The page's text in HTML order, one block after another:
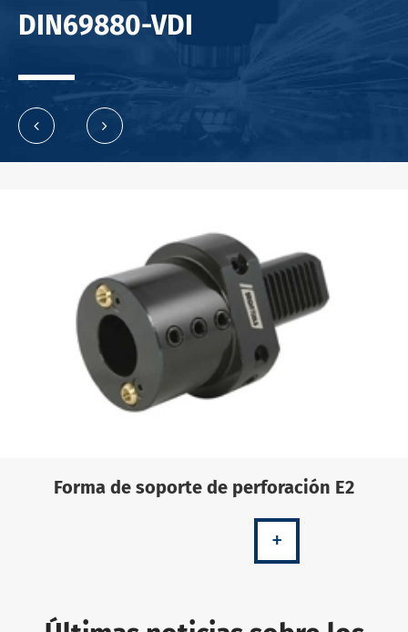
DIN69880-VDI
Forma de soporte de perforación E2
+